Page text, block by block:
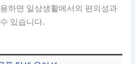
하면 일상생활에서의 편의성과
있습니다.